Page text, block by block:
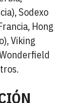
Sodexo
Hong
Viking